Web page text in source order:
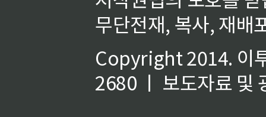
무단전재, 복사, 재배
Copyright 2014. 이
2680 ㅣ 보도자료